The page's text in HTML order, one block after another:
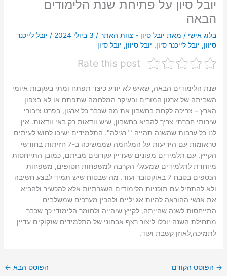
יובל סיון על פתיחת שנת הלימודים
הבאה
בלוג אישי / מאת יובל סיון - צוות האתר/ 3 ביולי 2024 / יובל לייכנר
סיוון, יובל לייכנר סיון, יובל סיוון, יובל סיון
Rate this post
שנת הלימודים הבאה, שאיש לא יודע כיצד תפתח ומתי בעקבות איומי
השביתה של ארגון המורים ובעיקר המלחמה שתפתח או לא בצפון
הארץ – צריכה לקחת בחשבון את מה שכבר כל ארגון, בפרט ציבורי
שירותי חברתי צריך להביא בחשבון, שיש וודאות רק באי וודאות. אין
לנו כל ערבות שהשנה תהייה ""רגילה". התלמידים ישיכו לחוש לעיתים
טראומות עם הידיעות על המלחמה שממשיכה ב-7 חזיתות בחודשי
הקייץ, עם תלמידים מפונים שעדיין עקרונים מביתם, כמובן התייחסות
מיוחדת לתלמידים שמעגלי הקרבה למשפחות חטופים, משפחות
הנספים בטבח 7 באוקטובר ועוד. מה שבטוח שיש תמיד לבצע חשיבה
ולא להתחיל עם תוכניות הלימודים השגרתיות אלא להכשיר ולהביא
את אנשי ההוראה להיות אג'יליים ולהכין מערכים שמשלבים
התייחסות לשנה שהייתה, לקייץ שיהייה ולחומר הלימודי כך שכבר
מתחילת השנה יוכלו ליצור רצף אבחוני של התלמידים שזקוקים עדיין
לתמיכה,לאוזן קשבת ועוד.
→ הפוסט הקודם הפוסט הבא ←